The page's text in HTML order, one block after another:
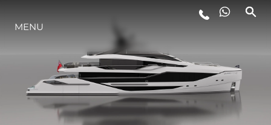
YENILIK
ŞİRKET
MENU